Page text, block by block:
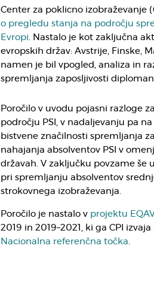
Center za poklicno izobraževanje
o pregledu stanja na področju
Evropi . Nastalo je kot zaključna
evropskih držav: Avstrije, Finske,
namen je bil vpogled, analiza in
spremljanja zaposljivosti
Poročilo v uvodu pojasni razloge
področju PSI, v nadaljevanju pa
bistvene značilnosti spremljanja
nahajanja absolventov PSI v
državah. V zaključku povzame še
pri spremljanju absolventov
strokovnega izobraževanja.
Poročilo je nastalo v projektu
2019 in 2019–2021, ki ga CPI izvaja
Nacionalna referenčna točka